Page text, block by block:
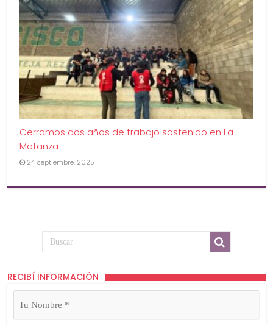
Cerramos dos años de trabajo sostenido en La
Matanza
24 septiembre, 2025
RECIBÍ INFORMACIÓN
Tu
Nombre